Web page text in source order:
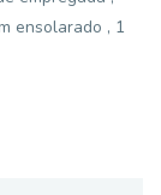
ensolarado , 1